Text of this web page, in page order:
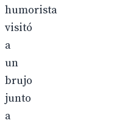
humorista
visitó
a
un
brujo
junto
a